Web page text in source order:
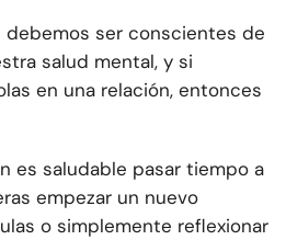
debemos ser conscientes de
salud mental, y si
en una relación, entonces
es saludable pasar tiempo a
empezar un nuevo
o simplemente reflexionar